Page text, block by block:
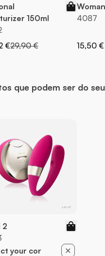
150ml
Especial
€Preço Normal
29,90 €
4087
15,50 €
que podem ser do seu
2
your cor